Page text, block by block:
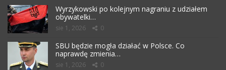
Wyrzykowski po kolejnym nagraniu z udziałem
obywatelki…
sie 1, 2026 0
SBU będzie mogła działać w Polsce. Co
naprawdę zmienia…
sie 1, 2026 0